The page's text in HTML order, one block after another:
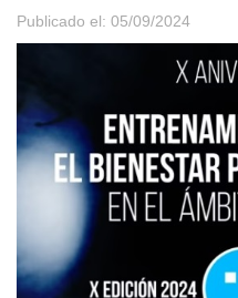
Publicado el: 05/09/2024